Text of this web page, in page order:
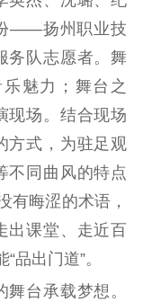
作品著作权
登记服务
文艺创作
服务管理
新闻发布工作备
案管理系统
政工继续教育学
习平台
报系统
——扬州职业技
务队志愿者。舞
魅力；舞台之
现场。结合现场
方式，为驻足观
不同曲风的特点
有晦涩的术语，
出课堂、走近百
品出门道”。
台承载梦想。